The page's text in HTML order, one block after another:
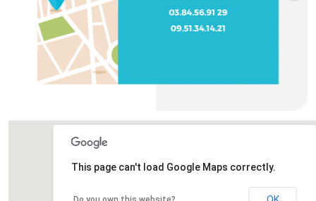
This page can't load Google Maps correctly.